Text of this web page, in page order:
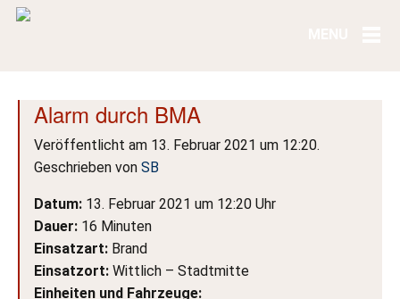
Alarm durch BMA
Veröffentlicht am 13. Februar 2021 um 12:20.
Geschrieben von SB
Datum: 13. Februar 2021 um 12:20 Uhr
Dauer: 16 Minuten
Einsatzart: Brand
Einsatzort: Wittlich – Stadtmitte
Einheiten und Fahrzeuge: